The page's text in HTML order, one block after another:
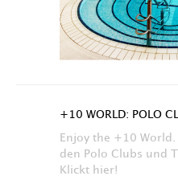
+10 WORLD: POLO
Enjoy the +10
den Polo Clubs und
Klickt hier!